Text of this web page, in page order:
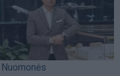
Nuomonės